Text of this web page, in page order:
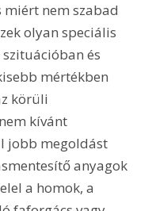
nem szabad
olyan speciális
és
mértékben
körüli
kívánt
jobb megoldást
anyagok
a homok, a